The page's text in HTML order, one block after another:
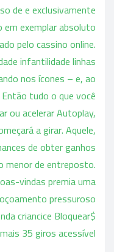
de e exclusivamente
exemplar absoluto
pelo cassino online.
infantilidade linhas
nos ícones – e, ao
tudo o que você
ou acelerar Autoplay,
a girar. Aquele,
de obter ganhos
menor de entreposto.
vindas premia uma
pressuroso
criancice Bloquear$
35 giros acessível.